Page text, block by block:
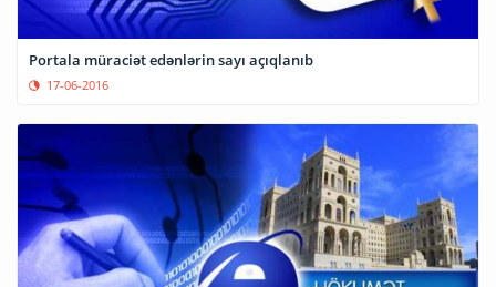
Portala müraciət edənlərin sayı açıqlanıb
17-06-2016